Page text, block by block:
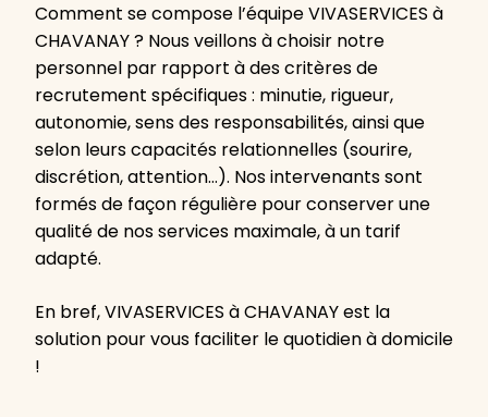
Comment se compose l’équipe VIVASERVICES à
CHAVANAY ? Nous veillons à choisir notre
personnel par rapport à des critères de
recrutement spécifiques : minutie, rigueur,
autonomie, sens des responsabilités, ainsi que
selon leurs capacités relationnelles (sourire,
discrétion, attention…). Nos intervenants sont
formés de façon régulière pour conserver une
qualité de nos services maximale, à un tarif
adapté.
En bref, VIVASERVICES à CHAVANAY est la
solution pour vous faciliter le quotidien à domicile
!